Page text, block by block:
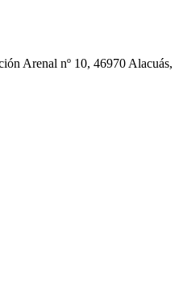
Arenal nº 10, 46970 Alacuás,